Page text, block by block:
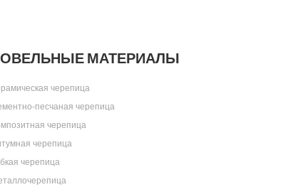
МАТЕРИАЛЫ
черепица
песчаная черепица
черепица
черепица
черепица